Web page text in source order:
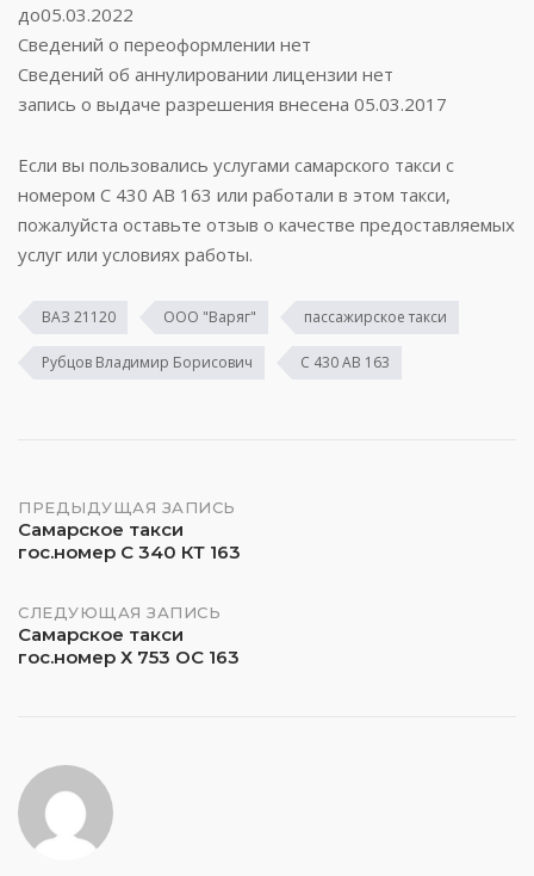
до05.03.2022
Сведений о переоформлении нет
Сведений об аннулировании лицензии нет
запись о выдаче разрешения внесена 05.03.2017
Если вы пользовались услугами самарского такси с
номером С 430 АВ 163 или работали в этом такси,
пожалуйста оставьте отзыв о качестве предоставляемых
услуг или условиях работы.
ВАЗ 21120 ООО "Варяг" пассажирское такси
Рубцов Владимир Борисович С 430 АВ 163
Навигация
по
записям
ПРЕДЫДУЩАЯ ЗАПИСЬ
Самарское такси
гос.номер С 340 КТ 163
СЛЕДУЮЩАЯ ЗАПИСЬ
Самарское такси
гос.номер Х 753 ОС 163